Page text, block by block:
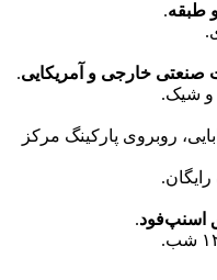
طبقه.
صنعتی خارجی و آمریکایی.
و شیک.
روبروی پارکینگ مرکز
اسنپ‌فود.